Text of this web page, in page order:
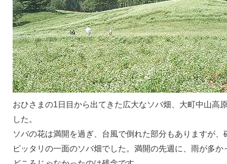
おひさまの1日目から出てきた広大なソバ畑、大町中山高
した。
ソバの花は満開を過ぎ、台風で倒れた部分もありますが
ピッタリの一面のソバ畑でした。満開の先週に、雨が多